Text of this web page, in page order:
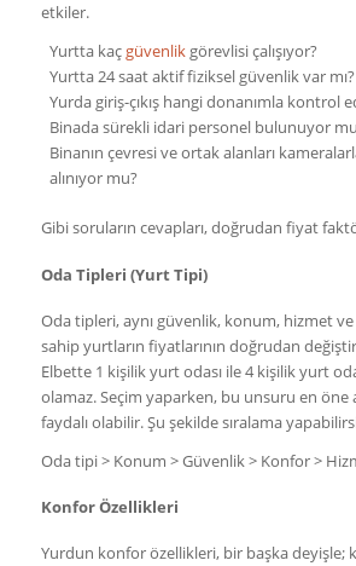
etkiler.
Yurtta kaçgüvenlikgörevlisi çalışıyor?
Yurtta 24 saat aktif fiziksel güvenlik var mı?
Yurda giriş-çıkış hangi donanımla kontrol
Binada sürekli idari personel bulunuyor
Binanın çevresi ve ortak alanları
alınıyor mu?
Gibi soruların cevapları, doğrudan fiyat
Oda Tipleri (Yurt Tipi)
Oda tipleri, aynı güvenlik, konum, hizmet
sahip yurtların fiyatlarının doğrudan
Elbette 1 kişilik yurt odası ile 4 kişilik yurt
olamaz. Seçim yaparken, bu unsuru en öne
faydalı olabilir. Şu şekilde sıralama
Oda tipi > Konum > Güvenlik > Konfor >
Konfor Özellikleri
Yurdun konfor özellikleri, bir başka deyişle;